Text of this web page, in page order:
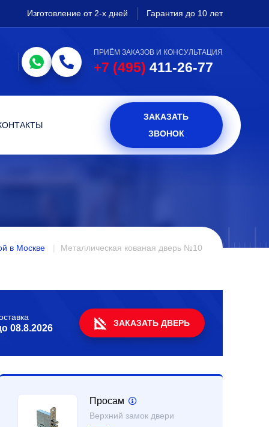
Изготовление от 2-х дней Гарантия до 10 лет
ПРИЁМ ЗАКАЗОВ И КОНСУЛЬТАЦИЯ
+7 (495) 411-26-77
ЗАКАЗАТЬ
ЗВОНОК
в Москве Металлическая кованая дверь №10
08.8.2026 ЗАКАЗАТЬ ДВЕРЬ
Просам
Верхний замок двери